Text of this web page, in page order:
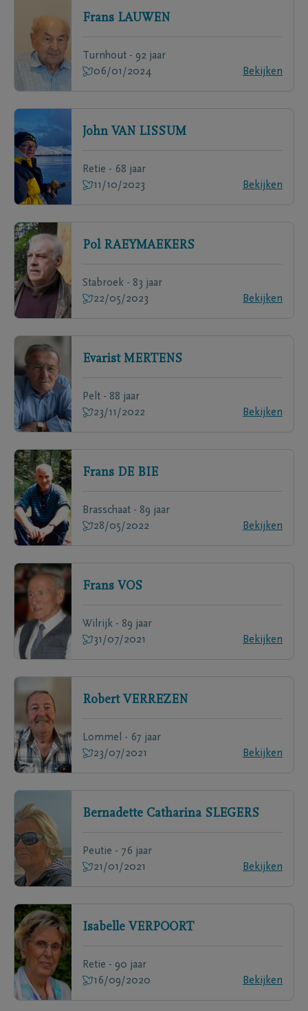
Frans LAUWEN
Turnhout - 92 jaar
06/01/2024
Bekijken
John VAN LISSUM
Retie - 68 jaar
11/10/2023
Bekijken
Pol RAEYMAEKERS
Stabroek - 83 jaar
22/05/2023
Bekijken
Evarist MERTENS
Pelt - 88 jaar
23/11/2022
Bekijken
Frans DE BIE
Brasschaat - 89 jaar
28/05/2022
Bekijken
Frans VOS
Wilrijk - 89 jaar
31/07/2021
Bekijken
Robert VERREZEN
Lommel - 67 jaar
23/07/2021
Bekijken
Bernadette Catharina SLEGERS
Peutie - 76 jaar
21/01/2021
Bekijken
Isabelle VERPOORT
Retie - 90 jaar
16/09/2020
Bekijken